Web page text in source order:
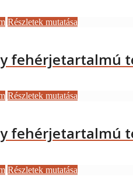
Részletek mutatása
fehérjetartalmú
Részletek mutatása
fehérjetartalmú
Részletek mutatása